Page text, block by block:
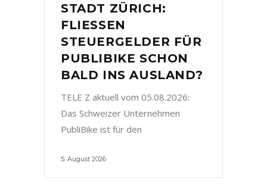
STADT ZÜRICH:
FLIESSEN
STEUERGELDER FÜR
PUBLIBIKE SCHON
BALD INS AUSLAND?
TELE Z aktuell vom 05.08.2026:
Das Schweizer Unternehmen
PubliBike ist für den
5. August 2026